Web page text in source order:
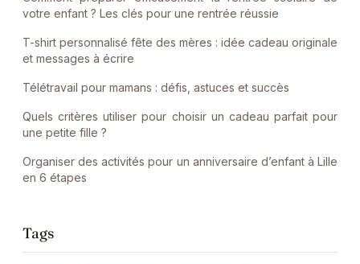
votre enfant ? Les clés pour une rentrée réussie
T-shirt personnalisé fête des mères : idée cadeau originale
et messages à écrire
Télétravail pour mamans : défis, astuces et succès
Quels critères utiliser pour choisir un cadeau parfait pour
une petite fille ?
Organiser des activités pour un anniversaire d’enfant à Lille
en 6 étapes
Tags